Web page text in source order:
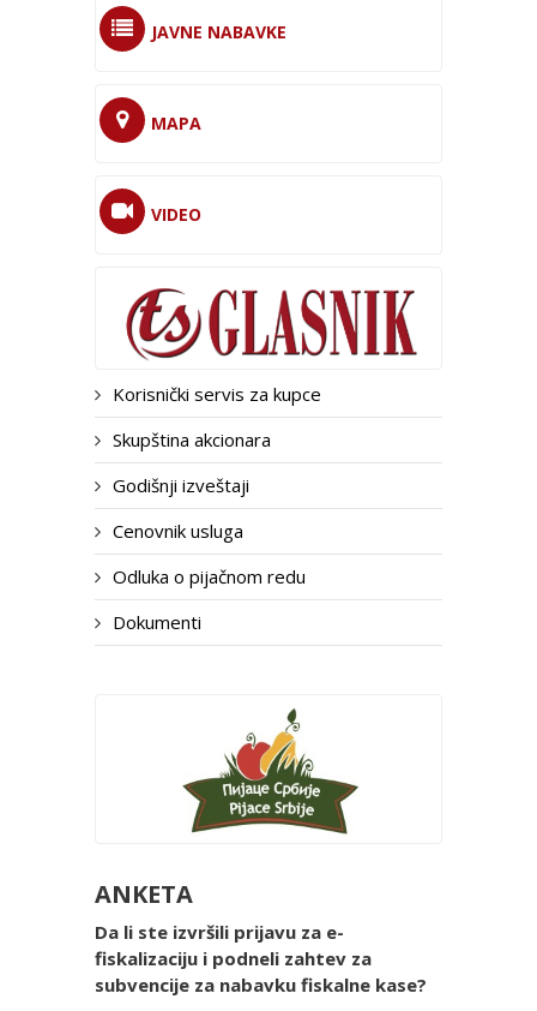
JAVNE NABAVKE
MAPA
VIDEO
Korisnički servis za kupce
Skupština akcionara
Godišnji izveštaji
Cenovnik usluga
Odluka o pijačnom redu
Dokumenti
ANKETA
Da li ste izvršili prijavu za e-
fiskalizaciju i podneli zahtev za
subvencije za nabavku fiskalne kase?